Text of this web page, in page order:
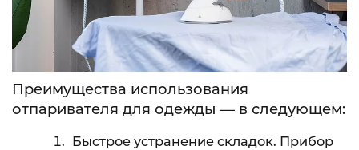
Преимущества использования
отпаривателя для одежды — в следующем:
Быстрое устранение складок. Прибор